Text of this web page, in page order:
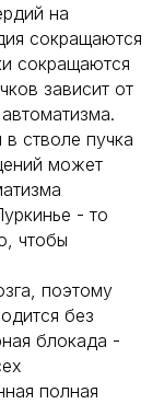
на
сокращаются
сокращаются
зависит от
стволе пучка
может
- то
чтобы
поэтому
без
блокада -
полная